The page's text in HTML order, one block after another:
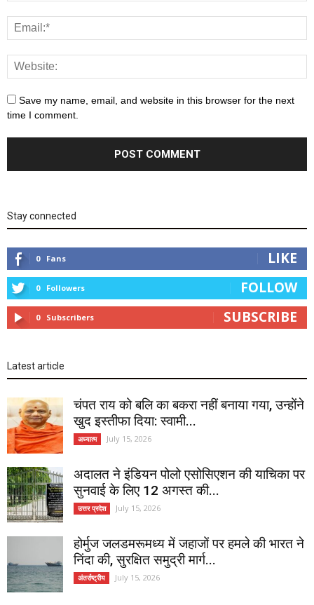
Save my name, email, and website in this browser for the next
time I comment.
Stay connected
0 Fans LIKE
0 Followers FOLLOW
0 Subscribers SUBSCRIBE
Latest article
चंपत राय को बलि का बकरा नहीं बनाया गया, उन्होंने
खुद इस्तीफा दिया: स्वामी...
अध्यात्म July 15, 2026
अदालत ने इंडियन पोलो एसोसिएशन की याचिका पर
सुनवाई के लिए 12 अगस्त की...
उत्तर प्रदेश July 15, 2026
होर्मुज जलडमरूमध्य में जहाजों पर हमले की भारत ने
निंदा की, सुरक्षित समुद्री मार्ग...
अंतर्राष्ट्रीय July 15, 2026